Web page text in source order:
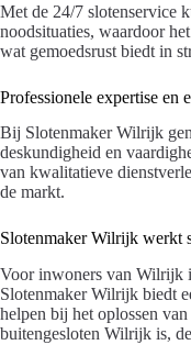
Met de 24/7 slotenservice
noodsituaties, waardoor
wat gemoedsrust biedt in
Professionele expertise en
Bij Slotenmaker Wilrijk
deskundigheid en
van kwalitatieve
de markt.
Slotenmaker Wilrijk werkt
Voor inwoners van Wilrijk
Slotenmaker Wilrijk biedt
helpen bij het oplossen
buitengesloten Wilrijk is,